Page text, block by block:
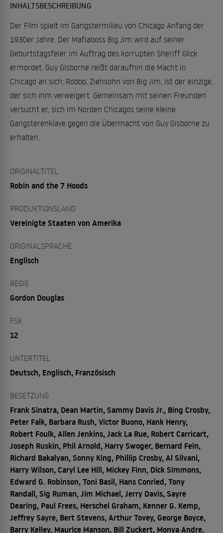
INHALTSBESCHREIBUNG
Der Film spielt im Gangstermilieu von Chicago Anfang der
1930er Jahre. Der Mafiaboss Big Jim wird auf seiner
Geburtstagsfeier im Auftrag des korrupten Sheriff Glick
ermordet. Guy Gisborne reißt daraufhin die Macht in
Chicago an sich; Robbo, Ziehsohn von Big Jim, ist der einzige,
der sich ihm verweigert. Gemeinsam mit seinen Freunden
versucht er, sich im Norden Chicagos seine kleine
Gangsterenklave gegen die Übermacht von Guy Gisborne zu
erhalten.
ORIGINALTITEL
Robin and the 7 Hoods
PRODUKTIONSLAND
Vereinigte Staaten von Amerika
ORIGINALSPRACHE
Englisch
REGIE
Gordon Douglas
FSK
12
UNTERTITEL
Deutsch, Englisch, Französisch
BESETZUNG
Frank Sinatra, Dean Martin, Sammy Davis Jr., Bing Crosby,
Peter Falk, Barbara Rush, Victor Buono, Hank Henry,
Robert Foulk, Allen Jenkins, Jack La Rue, Robert Carricart,
Joseph Ruskin, Phil Arnold, Harry Swoger, Bernard Fein,
Richard Bakalyan, Sonny King, Phillip Crosby, Al Silvani,
Harry Wilson, Caryl Lee Hill, Mickey Finn, Dick Simmons,
Edward G. Robinson, Toni Basil, Hans Conried, Tony
Randall, Sig Ruman, Jim Michael, Jerry Davis, Sayre
Dearing, Paul Frees, Herschel Graham, Kenner G. Kemp,
Jeffrey Sayre, Bert Stevens, Arthur Tovey, George Boyce,
Barry Kelley, Maurice Manson, Bill Zuckert, Monya Andre,